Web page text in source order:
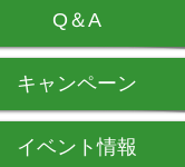
Q＆A
キャンペーン
イベント情報